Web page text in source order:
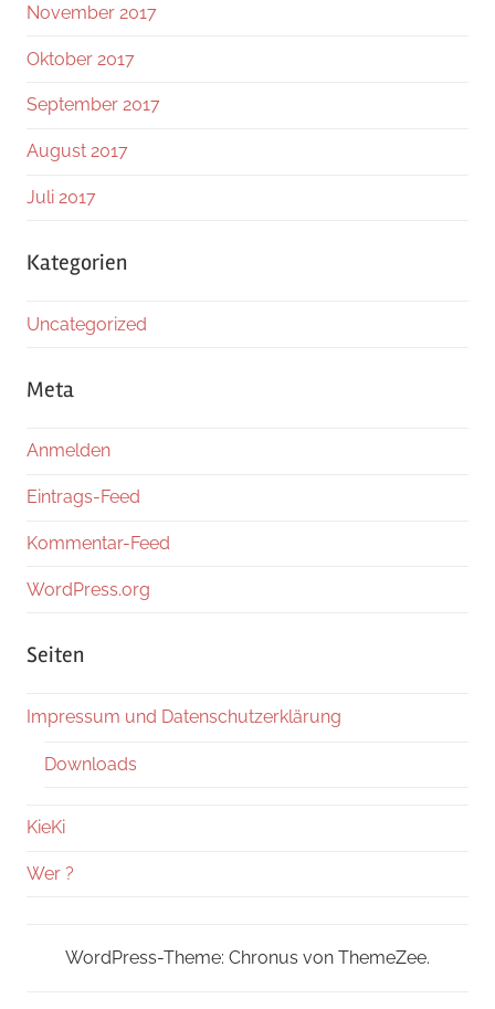
November 2017
Oktober 2017
September 2017
August 2017
Juli 2017
Kategorien
Uncategorized
Meta
Anmelden
Eintrags-Feed
Kommentar-Feed
WordPress.org
Seiten
Impressum und Datenschutzerklärung
Downloads
KieKi
Wer ?
WordPress-Theme: Chronus von ThemeZee.